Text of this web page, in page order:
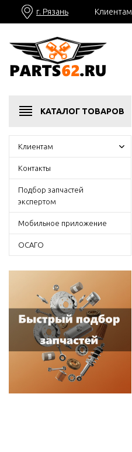
г. Рязань Клиентам
КАТАЛОГ ТОВАРОВ
Клиентам
Контакты
Подбор запчастей
экспертом
Мобильное приложение
ОСАГО